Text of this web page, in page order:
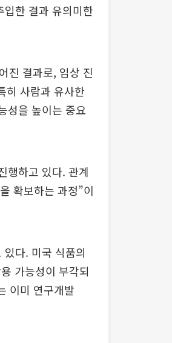
한 결과 유의미한
진 결과로, 임상 진
히 사람과 유사한
성을 높이는 중요
행하고 있다. 관계
확보하는 과정”이
다. 미국 식품의
가능성이 부각되
이미 연구개발